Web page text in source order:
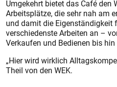
Umgekehrt bietet das Café den
Arbeitsplätze, die sehr nah am
und damit die Eigenständigkeit
verschiedenste Arbeiten an –
Verkaufen und Bedienen bis
„Hier wird wirklich
Theil von den WEK.